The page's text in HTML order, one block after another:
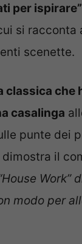
per
si
scenette.
classica
casalinga
punte dei
il
Work”
modo per